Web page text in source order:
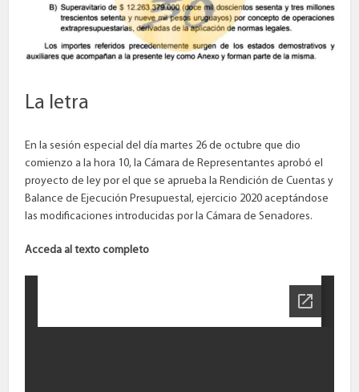
La letra
En la sesión especial del día martes 26 de octubre que dio
comienzo a la hora 10, la Cámara de Representantes aprobó el
proyecto de ley por el que se aprueba la Rendición de Cuentas y
Balance de Ejecución Presupuestal, ejercicio 2020 aceptándose
las modificaciones introducidas por la Cámara de Senadores.
Acceda al texto completo